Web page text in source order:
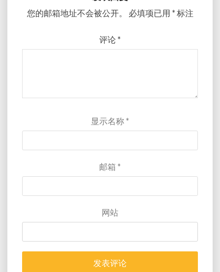
您的邮箱地址不会被公开。 必填项已用 *标注
评论 *
显示名称*
邮箱 *
网站